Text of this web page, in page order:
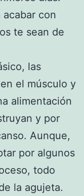
acabar con
te sean de
las
el músculo y
alimentación
y por
Aunque,
por algunos
todo
la agujeta.